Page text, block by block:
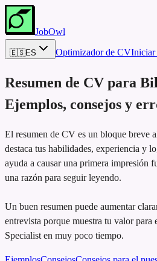
JobOwl
🇪🇸ES Optimizador de CVIniciar
Resumen de CV para
Ejemplos, consejos y
El resumen de CV es un bloque breve
destaca tus habilidades, experiencia y
ayuda a causar una primera impresión
una razón para seguir leyendo.
Un buen resumen puede aumentar
entrevista porque muestra tu valor
Specialist en muy poco tiempo.